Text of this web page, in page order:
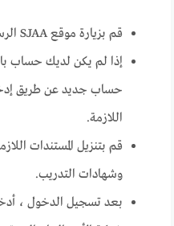
قم بزيارة موقع SJAA الرسمي.
إذا لم يكن لديك حساب
حساب جديد عن طريق
اللازمة.
قم بتنزيل المستندات
وشهادات التدريب.
بعد تسجيل الدخول ،